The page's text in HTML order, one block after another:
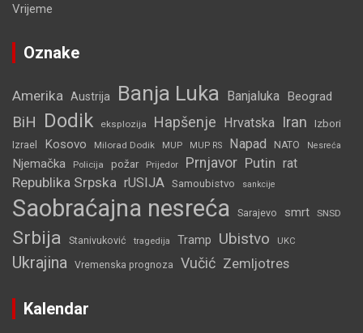
Vrijeme
Oznake
Amerika Austrija Banja Luka Banjaluka Beograd
BiH Dodik eksplozija Hapšenje Hrvatska Iran Izbori
Izrael Kosovo Milorad Dodik MUP MUP RS Napad NATO Nesreća
Njemačka Policija požar Prijedor Prnjavor Putin rat
Republika Srpska rUSIJA Samoubistvo sankcije
Saobraćajna nesreća Sarajevo smrt SNSD
Srbija Stanivuković tragedija Tramp Ubistvo UKC
Ukrajina Vremenska prognoza Vučić Zemljotres
Kalendar